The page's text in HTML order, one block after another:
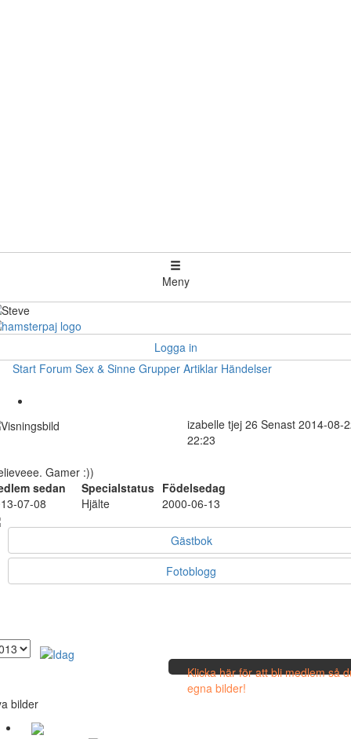
Meny
Logga in
Start Forum Sex & Sinne Grupper Artiklar Händelser
izabelle tjej 26 Senast 2014-08-
22:23
Gamer :))
sedan
Specialstatus Födelsedag
07-08
Hjälte 2000-06-13
Gästbok
Fotoblogg
Klicka här för att bli medlem så
egna bilder!
bilder